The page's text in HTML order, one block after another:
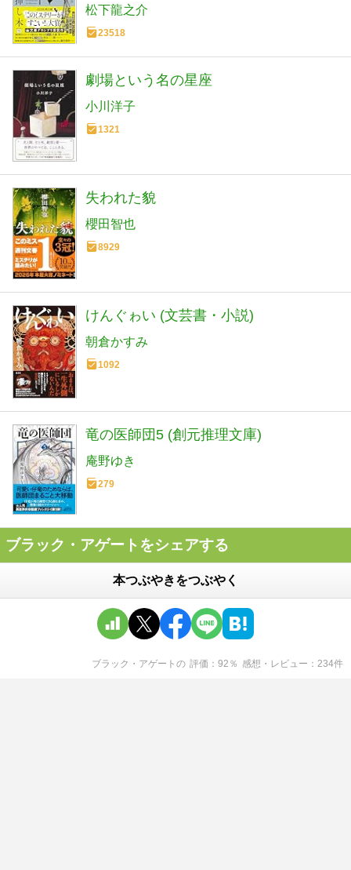
松下龍之介
23518
劇場という名の星座
小川洋子
1321
失われた貌
櫻田智也
8929
けんぐゎい (文芸書・小説)
朝倉かすみ
1092
竜の医師団5 (創元推理文庫)
庵野ゆき
279
ブラック・アゲートをシェアする
本つぶやきをつぶやく
ブラック・アゲート の 評価 92 ％ 感想・レビュー 234件